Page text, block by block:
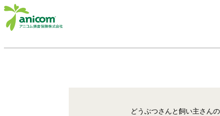
どうぶつさんと飼い主さん